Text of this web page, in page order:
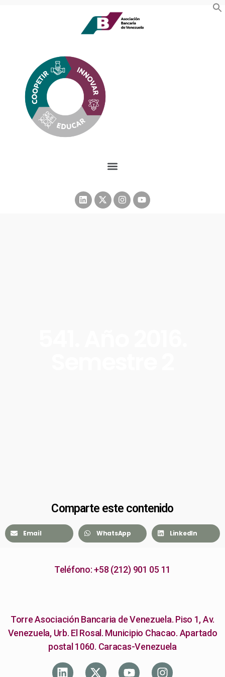
Comparte este contenido
Email WhatsApp LinkedIn
Teléfono: +58 (212) 901 05 11
Torre Asociación Bancaria de Venezuela. Piso 1, Av.
Venezuela, Urb. El Rosal. Municipio Chacao. Apartado
postal 1060. Caracas-Venezuela